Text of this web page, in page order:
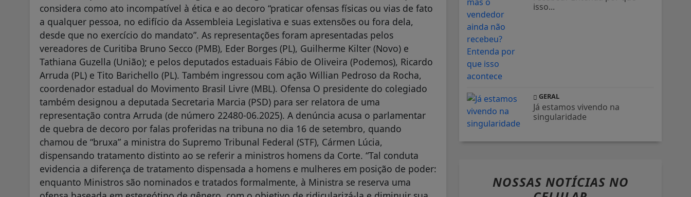
considera como ato incompatível à ética e ao decoro “praticar ofensas físicas ou vias de fato
a qualquer pessoa, no edifício da Assembleia Legislativa e suas extensões ou fora dela,
desde que no exercício do mandato”. As representações foram apresentadas pelos
vereadores de Curitiba Bruno Secco (PMB), Eder Borges (PL), Guilherme Kilter (Novo) e
Tathiana Guzella (União); e pelos deputados estaduais Fábio de Oliveira (Podemos), Ricardo
Arruda (PL) e Tito Barichello (PL). Também ingressou com ação Willian Pedroso da Rocha,
coordenador estadual do Movimento Brasil Livre (MBL). Ofensa O presidente do colegiado
também designou a deputada Secretaria Marcia (PSD) para ser relatora de uma
representação contra Arruda (de número 22480-06.2025). A denúncia acusa o parlamentar
de quebra de decoro por falas proferidas na tribuna no dia 16 de setembro, quando
chamou de “bruxa” a ministra do Supremo Tribunal Federal (STF), Cármen Lúcia,
dispensando tratamento distinto ao se referir a ministros homens da Corte. “Tal conduta
evidencia a diferença de tratamento dispensada a homens e mulheres em posição de poder:
enquanto Ministros são nominados e tratados formalmente, à Ministra se reserva uma
isso...
GERAL
Já estamos vivendo na
singularidade
NOSSAS NOTÍCIAS NO